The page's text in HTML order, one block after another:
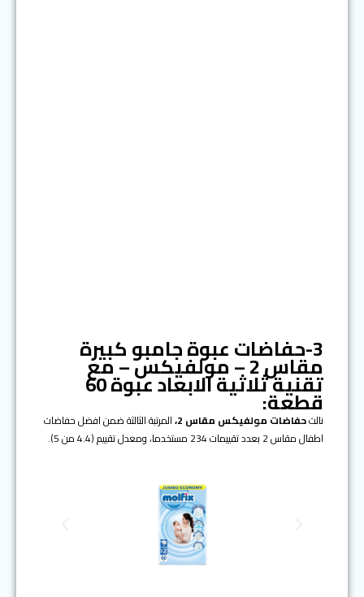
3-حفاضات عبوة جامبو كبيرة
مقاس 2 – مولفيكس – مع
تقنية ثلاثية الابعاد عبوة 60 قطعة:
نالتحفاضات مولفيكس مقاس 2 ،المرتبة الثالثة ضمن افضل حفاضات
اطفال مقاس 2 بعدد تقييمات 234 مستخدما، ومعدل تقييم (4.4 من 5).